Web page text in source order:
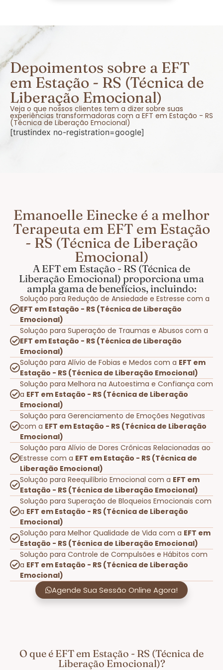
Depoimentos sobre a EFT
em Estação - RS (Técnica de
Liberação Emocional)
Veja o que nossos clientes tem a dizer sobre suas
experiências transformadoras com a EFT em Estação - RS
(Técnica de Liberação Emocional)
[trustindex no-registration=google]
Emanoelle Einecke é a melhor
Terapeuta em EFT em Estação
- RS (Técnica de Liberação
Emocional)
A EFT em Estação - RS (Técnica de
Liberação Emocional) proporciona uma
ampla gama de benefícios, incluindo:
Solução para Redução de Ansiedade e Estresse com a
EFT em Estação - RS (Técnica de Liberação
Emocional)
Solução para Superação de Traumas e Abusos com a
EFT em Estação - RS (Técnica de Liberação
Emocional)
Solução para Alívio de Fobias e Medos com a EFT em
Estação - RS (Técnica de Liberação Emocional)
Solução para Melhora na Autoestima e Confiança com
a EFT em Estação - RS (Técnica de Liberação
Emocional)
Solução para Gerenciamento de Emoções Negativas
com a EFT em Estação - RS (Técnica de Liberação
Emocional)
Solução para Alívio de Dores Crônicas Relacionadas ao
Estresse com a EFT em Estação - RS (Técnica de
Liberação Emocional)
Solução para Reequilíbrio Emocional com a EFT em
Estação - RS (Técnica de Liberação Emocional)
Solução para Superação de Bloqueios Emocionais com
a EFT em Estação - RS (Técnica de Liberação
Emocional)
Solução para Melhor Qualidade de Vida com a EFT em
Estação - RS (Técnica de Liberação Emocional)
Solução para Controle de Compulsões e Hábitos com
a EFT em Estação - RS (Técnica de Liberação
Emocional)
Agende Sua Sessão Online Agora!
O que é EFT em Estação - RS (Técnica de
Liberação Emocional)?